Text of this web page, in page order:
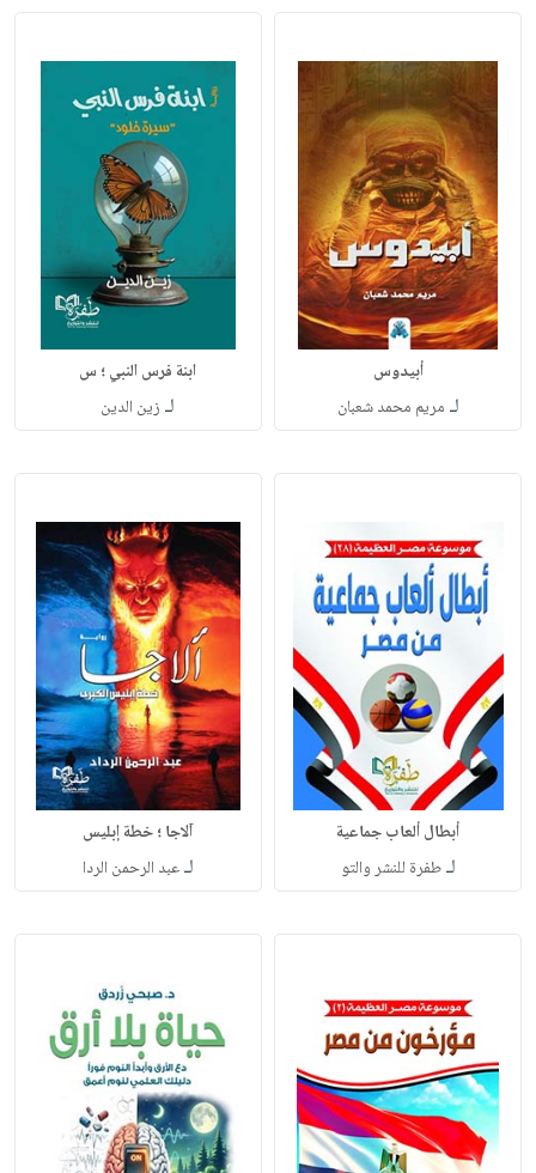
أبيدوس
لـ مريم محمد شعبان
ابنة فرس النبي ؛ س
لـ زين الدين
أبطال ألعاب جماعية
لـطفرة للنشر والتو
آلاجا ؛ خطة إبليس
لـعبد الرحمن الردا